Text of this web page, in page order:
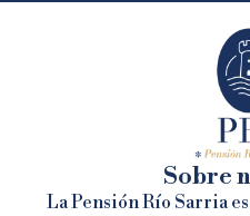
Sobre
La Pensión Río Sarria